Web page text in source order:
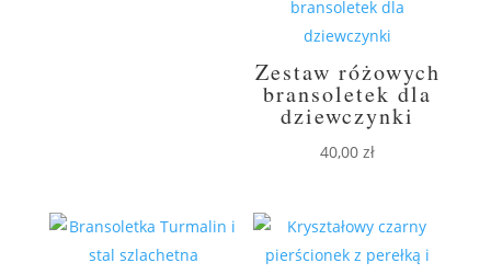
Zestaw różowych
bransoletek dla
dziewczynki
40,00zł